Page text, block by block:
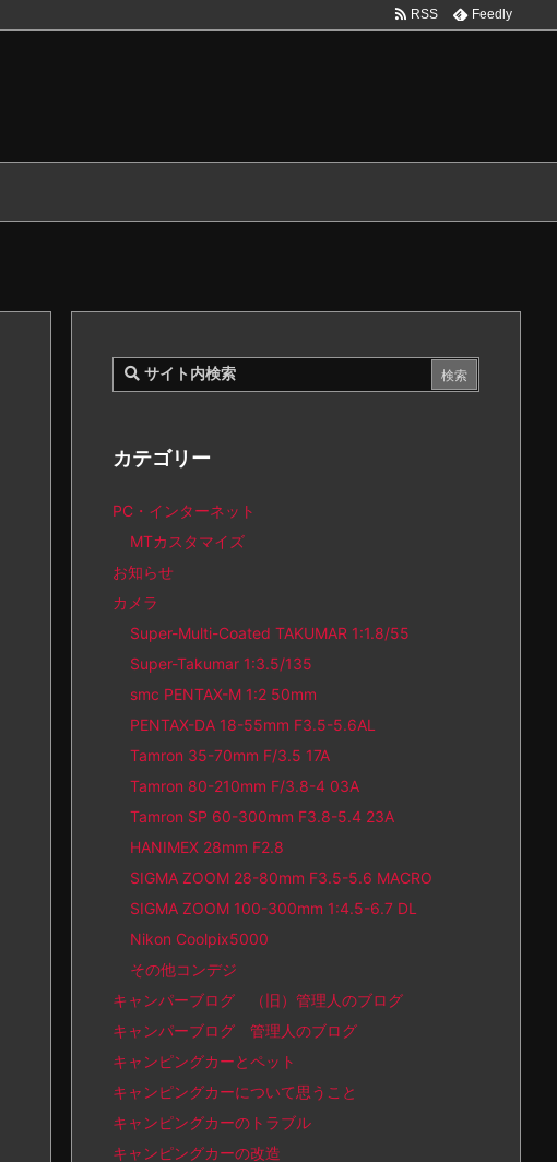
RSS Feedly
カテゴリー
PC・インターネット
MTカスタマイズ
お知らせ
カメラ
Super-Multi-Coated TAKUMAR 1:1.8/55
Super-Takumar 1:3.5/135
smc PENTAX-M 1:2 50mm
PENTAX-DA 18-55mm F3.5-5.6AL
Tamron 35-70mm F/3.5 17A
Tamron 80-210mm F/3.8-4 03A
Tamron SP 60-300mm F3.8-5.4 23A
HANIMEX 28mm F2.8
SIGMA ZOOM 28-80mm F3.5-5.6 MACRO
SIGMA ZOOM 100-300mm 1:4.5-6.7 DL
Nikon Coolpix5000
その他コンデジ
キャンパーブログ （旧）管理人のブログ
キャンパーブログ 管理人のブログ
キャンピングカーとペット
キャンピングカーについて思うこと
キャンピングカーのトラブル
キャンピングカーの改造